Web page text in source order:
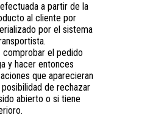
a partir de la
al cliente por
por el sistema
comprobar el pedido
y hacer entonces
que aparecieran
de rechazar
abierto o si tiene